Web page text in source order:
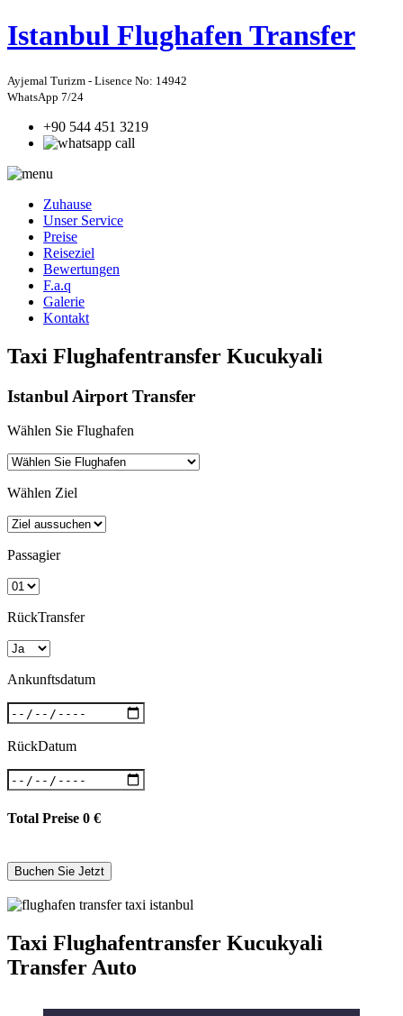
Istanbul Flughafen Transfer
Ayjemal Turizm - Lisence No: 14942
WhatsApp 7/24
+90 544 451 3219
Zuhause
Unser Service
Preise
Reiseziel
Bewertungen
F.a.q
Galerie
Kontakt
Taxi Flughafentransfer Kucukyali
Istanbul Airport Transfer
Wählen Sie Flughafen
Wählen Ziel
Passagier
RückTransfer
Ankunftsdatum
RückDatum
Total Preise 0 €
Taxi Flughafentransfer Kucukyali
Transfer Auto